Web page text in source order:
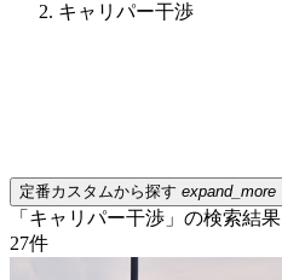
キャリパー干渉
定番カスタムから探す expand_more
「キャリパー干渉」の検索結果
27件